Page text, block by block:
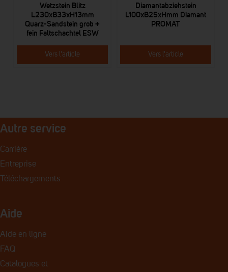
Wetzstein Blitz
L230xB33xH13mm
Quarz-Sandstein grob +
fein Faltschachtel ESW
Vers l'article
Diamantabziehstein
L100xB25xHmm Diamant
PROMAT
Vers l'article
Autre service
Carrière
Entreprise
Téléchargements
Aide
Aide en ligne
FAQ
Catalogues et